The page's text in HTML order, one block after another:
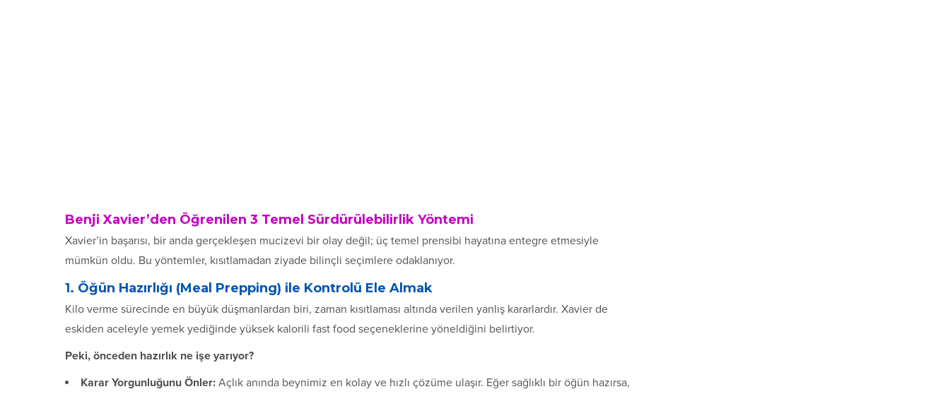
Benji Xavier’den Öğrenilen 3 Temel Sürdürülebilirlik Yöntemi
Xavier’in başarısı, bir anda gerçekleşen mucizevi bir olay değil; üç temel prensibi hayatına entegre etmesiyle
mümkün oldu. Bu yöntemler, kısıtlamadan ziyade bilinçli seçimlere odaklanıyor.
1. Öğün Hazırlığı (Meal Prepping) ile Kontrolü Ele Almak
Kilo verme sürecinde en büyük düşmanlardan biri, zaman kısıtlaması altında verilen yanlış kararlardır. Xavier de
eskiden aceleyle yemek yediğinde yüksek kalorili fast food seçeneklerine yöneldiğini belirtiyor.
Peki, önceden hazırlık ne işe yarıyor?
Karar Yorgunluğunu Önler: Açlık anında beynimiz en kolay ve hızlı çözüme ulaşır. Eğer sağlıklı bir öğün hazırsa,